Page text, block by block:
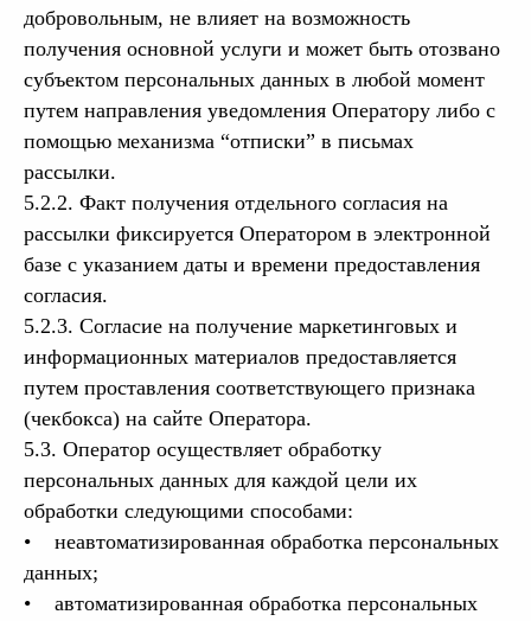
добровольным, не влияет на возможность
получения основной услуги и может быть отозвано
субъектом персональных данных в любой момент
путем направления уведомления Оператору либо с
помощью механизма “отписки” в письмах
рассылки.
5.2.2. Факт получения отдельного согласия на
рассылки фиксируется Оператором в электронной
базе с указанием даты и времени предоставления
согласия.
5.2.3. Согласие на получение маркетинговых и
информационных материалов предоставляется
путем проставления соответствующего признака
(чекбокса) на сайте Оператора.
5.3. Оператор осуществляет обработку
персональных данных для каждой цели их
обработки следующими способами:
• неавтоматизированная обработка персональных
данных;
• автоматизированная обработка персональных